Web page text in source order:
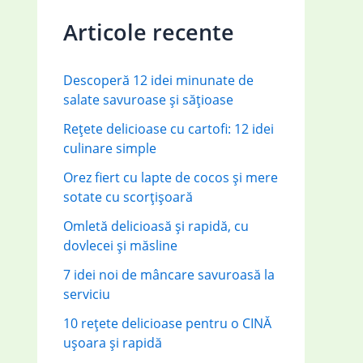
h
o
:
Articole recente
Descoperă 12 idei minunate de
salate savuroase și sățioase
Rețete delicioase cu cartofi: 12 idei
culinare simple
Orez fiert cu lapte de cocos și mere
sotate cu scorțișoară
Omletă delicioasă și rapidă, cu
dovlecei și măsline
7 idei noi de mâncare savuroasă la
serviciu
10 rețete delicioase pentru o CINĂ
ușoara și rapidă